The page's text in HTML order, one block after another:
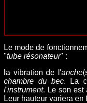
Le mode de
"tube résonateur" :
la vibration de l'anche(
chambre du bec.
La
l'instrument. Le son est
Leur hauteur variera en